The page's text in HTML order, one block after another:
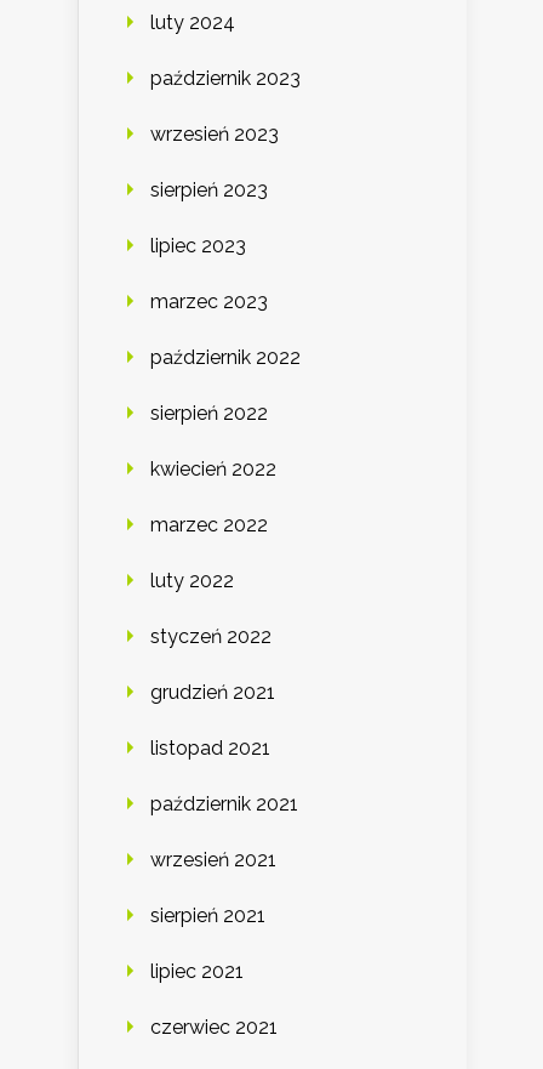
luty 2024
październik 2023
wrzesień 2023
sierpień 2023
lipiec 2023
marzec 2023
październik 2022
sierpień 2022
kwiecień 2022
marzec 2022
luty 2022
styczeń 2022
grudzień 2021
listopad 2021
październik 2021
wrzesień 2021
sierpień 2021
lipiec 2021
czerwiec 2021